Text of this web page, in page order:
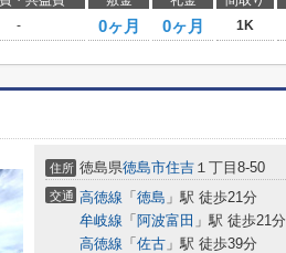
- 0ヶ月 0ヶ月 1K
住所 徳島県徳島市住吉 １丁目8-50
交通 高徳線 「 徳島 」駅 徒歩21分
牟岐線 「 阿波富田 」駅 徒歩21分
高徳線 「 佐古 」駅 徒歩39分